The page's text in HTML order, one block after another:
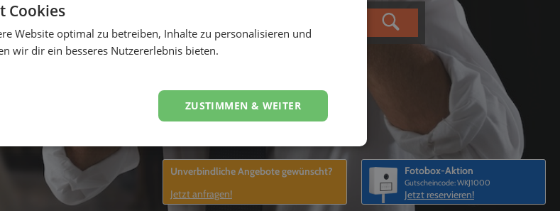
Fotobox-Aktion
Gutscheincode: WKJ1000
Jetzt reservieren!
Unverbindliche Angebote gewünscht?
Jetzt anfragen!
Cookies
Website optimal zu betreiben, Inhalte zu personalisieren und
wir dir ein besseres Nutzererlebnis bieten.
ZUSTIMMEN & WEITER